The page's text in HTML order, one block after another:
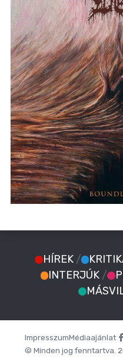
HÍREK /
INTERJÚK /
ImpresszumMédiaajánlat
© Minden jog fenntartva.